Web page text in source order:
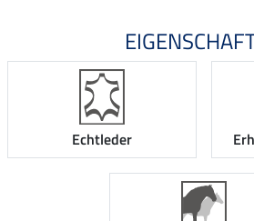
Echtleder